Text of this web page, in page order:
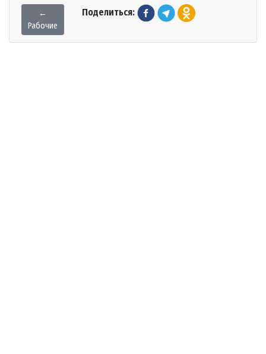
←
Рабочие
Поделиться: